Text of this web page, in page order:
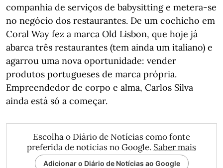
companhia de serviços de babysitting e metera-se
no negócio dos restaurantes. De um cochicho em
Coral Way fez a marca Old Lisbon, que hoje já
abarca três restaurantes (tem ainda um italiano) e
agarrou uma nova oportunidade: vender
produtos portugueses de marca própria.
Empreendedor de corpo e alma, Carlos Silva
ainda está só a começar.
Escolha o Diário de Notícias como fonte
preferida de notícias no Google. Saber mais
Adicionar o Diário de Notícias ao Google